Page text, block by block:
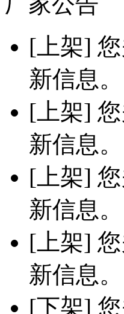
[上架]
新信息。
[上架]
新信息。
[上架]
新信息。
[上架]
新信息。
[下架]